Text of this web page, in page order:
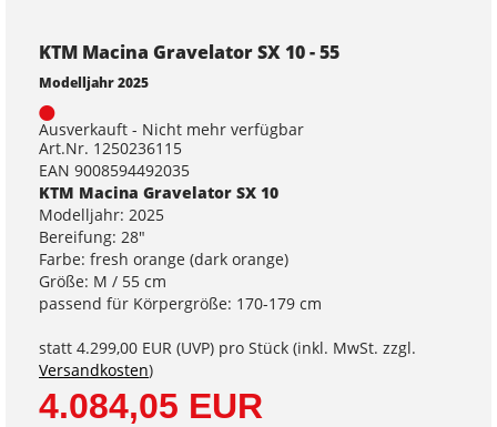
KTM Macina Gravelator SX 10 - 55
Modelljahr 2025
Ausverkauft - Nicht mehr verfügbar
Art.Nr. 1250236115
EAN 9008594492035
KTM Macina Gravelator SX 10
Modelljahr: 2025
Bereifung: 28"
Farbe: fresh orange (dark orange)
Größe: M / 55 cm
passend für Körpergröße: 170-179 cm
statt 4.299,00 EUR (UVP) pro Stück (inkl. MwSt. zzgl.
Versandkosten)
4.084,05 EUR